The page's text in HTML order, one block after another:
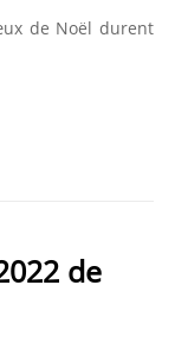
de Noël durent
de